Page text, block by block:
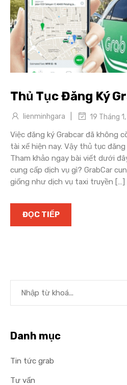
Thủ Tục Đăng Ký
lienminhgara 19 Tháng
Việc đăng ký Grabcar đã không
tài xế hiện nay. Vậy thủ tục
Tham khảo ngay bài viết dưới
cung cấp dịch vụ gì? GrabCar
giống như dịch vụ taxi truyền […]
ĐỌC TIẾP
Danh mục
Tin tức grab
Tư vấn